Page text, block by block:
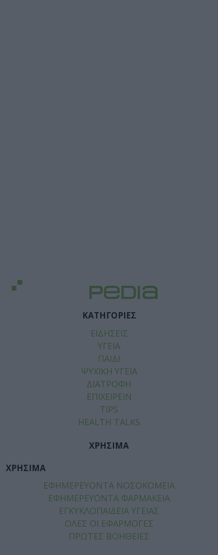
ΚΑΤΗΓΟΡΙΕΣ
ΕΙΔΗΣΕΙΣ
ΥΓΕΙΑ
ΠΑΙΔΙ
ΨΥΧΙΚΗ ΥΓΕΙΑ
ΔΙΑΤΡΟΦΗ
ΕΠΙΧΕΙΡΕΙΝ
TIPS
HEALTH TALKS
ΧΡΗΣΙΜΑ
ΧΡΗΣΙΜΑ
ΕΦΗΜΕΡΕΥΟΝΤΑ ΝΟΣΟΚΟΜΕΙΑ
ΕΦΗΜΕΡΕΥΟΝΤΑ ΦΑΡΜΑΚΕΙΑ
ΕΓΚΥΚΛΟΠΑΙΔΕΙΑ ΥΓΕΙΑΣ
ΟΛΕΣ ΟΙ ΕΦΑΡΜΟΓΕΣ
ΠΡΩΤΕΣ ΒΟΗΘΕΙΕΣ